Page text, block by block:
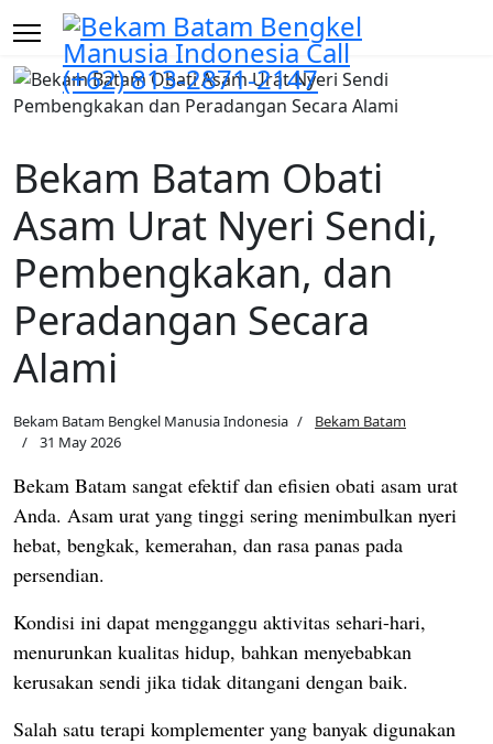
Bekam Batam Obati
Asam Urat Nyeri Sendi,
Pembengkakan, dan
Peradangan Secara
Alami
Bekam Batam Bengkel Manusia Indonesia
Bekam Batam
31 May 2026
Bekam Batam sangat efektif dan efisien obati asam urat
Anda. Asam urat yang tinggi sering menimbulkan nyeri
hebat, bengkak, kemerahan, dan rasa panas pada
persendian.
Kondisi ini dapat mengganggu aktivitas sehari-hari,
menurunkan kualitas hidup, bahkan menyebabkan
kerusakan sendi jika tidak ditangani dengan baik.
Salah satu terapi komplementer yang banyak digunakan